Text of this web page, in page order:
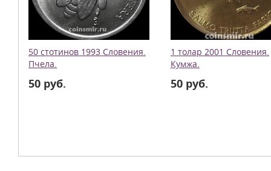
50 стотинов 1993 Словения.
Пчела.
50 руб.
1 толар 2001 Словения.
Кумжа.
50 руб.